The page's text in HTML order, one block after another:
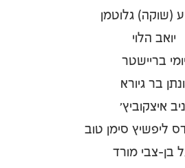
(שוקה) גלוטמן
יואב הלוי
יומי בריישטר
בר גיורא
איצקוביץ'
ליפשיץ סימן טוב
בן-צבי מורד